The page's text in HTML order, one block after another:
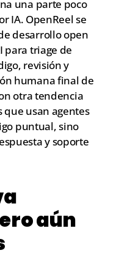
una parte poco
IA. OpenReel se
desarrollo open
para triage de
revisión y
humana final de
otra tendencia
usan agentes
puntual, sino
y soporte
aún